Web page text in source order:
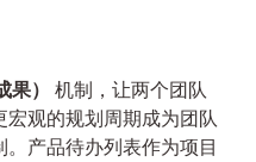
）
机制，让两个团队
观的规划周期成为团队
产品待办列表作为项目